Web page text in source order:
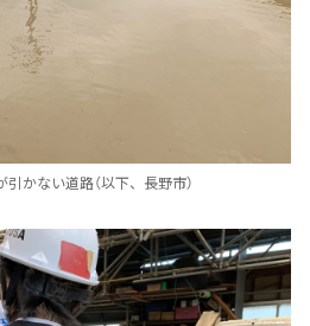
かない道路（以下、長野市）